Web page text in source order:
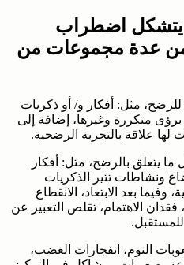
يتشكل اضطراب
من عدة مجموعات من
مثل: أفكار و/ أو ذكريات
برؤى متكررة وغيرها، إضافة إلى
علاقة بالتجربة الرضحية.
يتعلق بالرضح، مثل: أفكار
ونشاطات تثير الذكريات
بعد الابتعاد، الانقطاع
الاهتمام، تقلص التعبير عن
للمستقبل.
النوم، انفجارات الغضب،